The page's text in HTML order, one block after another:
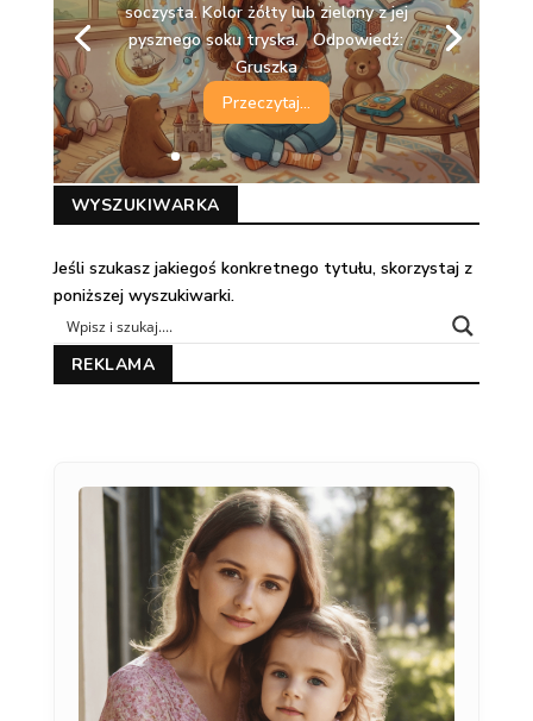
soczysta. Kolor żółty lub zielony z jej
pysznego soku tryska. Odpowiedź:
Gruszka
Przeczytaj...
WYSZUKIWARKA
Jeśli szukasz jakiegoś konkretnego tytułu, skorzystaj z
poniższej wyszukiwarki.
REKLAMA